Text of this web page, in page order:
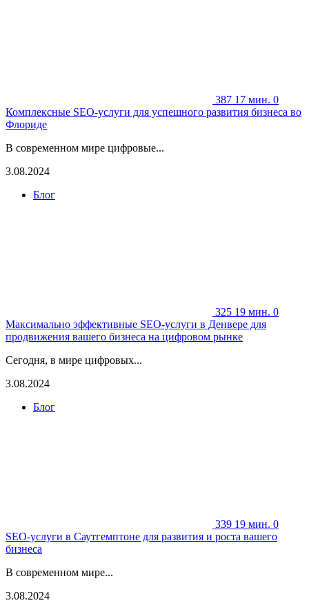
387 17 мин. 0
Комплексные SEO-услуги для успешного развития бизнеса во
Флориде
В современном мире цифровые...
3.08.2024
Блог
325 19 мин. 0
Максимально эффективные SEO-услуги в Денвере для
продвижения вашего бизнеса на цифровом рынке
Сегодня, в мире цифровых...
3.08.2024
Блог
339 19 мин. 0
SEO-услуги в Саутгемптоне для развития и роста вашего
бизнеса
В современном мире...
3.08.2024